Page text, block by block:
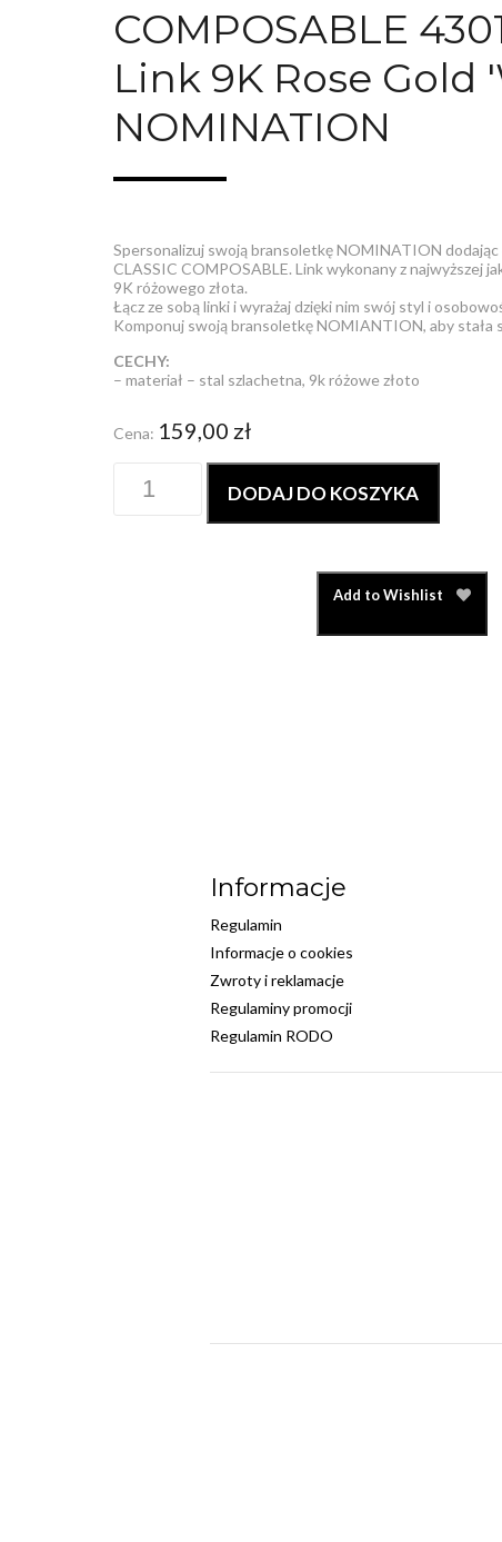
COMPOSABLE
Link 9K Rose Gold
NOMINATION
Spersonalizuj swoją bransoletkę NOMINATION
CLASSIC COMPOSABLE. Link wykonany z najwyższej
9K różowego złota.
Łącz ze sobą linki i wyrażaj dzięki nim swój styl i
Komponuj swoją bransoletkę NOMIANTION, aby stała
CECHY:
– materiał – stal szlachetna, 9k różowe złoto
Cena: 159,00 zł
DODAJ DO KOSZYKA
Add to Wishlist
Informacje
Regulamin
Informacje o cookies
Zwroty i reklamacje
Regulaminy promocji
Regulamin RODO